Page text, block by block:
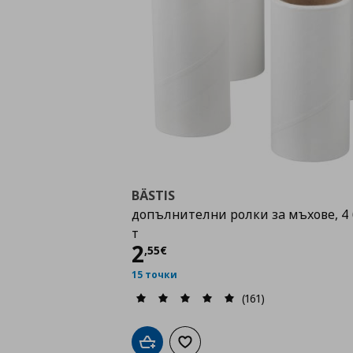
BÄSTIS
допълнителни ролки за мъхове, 4
т
2,55€
Цена
15 точки
(161)
Добави в кошницата
Добави към списъка с любими